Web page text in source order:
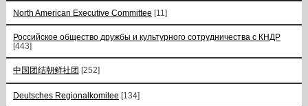
North American Executive Committee [11]
Российское общество дружбы и культурного сотрудничества с КНДР
[443]
中国团结朝鲜社团 [252]
Deutsches Regionalkomitee [134]